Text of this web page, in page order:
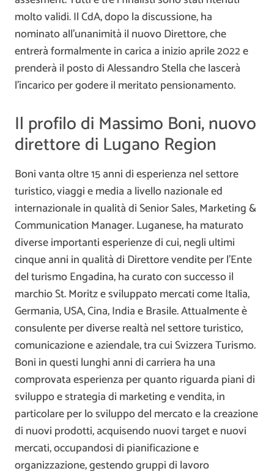
molto validi. Il CdA, dopo la discussione, ha
nominato all’unanimità il nuovo Direttore, che
entrerà formalmente in carica a inizio aprile 2022 e
prenderà il posto di Alessandro Stella che lascerà
l’incarico per godere il meritato pensionamento.
Il profilo di Massimo Boni, nuovo
direttore di Lugano Region
Boni vanta oltre 15 anni di esperienza nel settore
turistico, viaggi e media a livello nazionale ed
internazionale in qualità di Senior Sales, Marketing &
Communication Manager. Luganese, ha maturato
diverse importanti esperienze di cui, negli ultimi
cinque anni in qualità di Direttore vendite per l’Ente
del turismo Engadina, ha curato con successo il
marchio St. Moritz e sviluppato mercati come Italia,
Germania, USA, Cina, India e Brasile. Attualmente è
consulente per diverse realtà nel settore turistico,
comunicazione e aziendale, tra cui Svizzera Turismo.
Boni in questi lunghi anni di carriera ha una
comprovata esperienza per quanto riguarda piani di
sviluppo e strategia di marketing e vendita, in
particolare per lo sviluppo del mercato e la creazione
di nuovi prodotti, acquisendo nuovi target e nuovi
mercati, occupandosi di pianificazione e
organizzazione, gestendo gruppi di lavoro